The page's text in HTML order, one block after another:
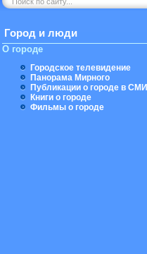
Город и люди
О городе
Городское телевидение
Панорама Мирного
Публикации о городе в СМИ
Книги о городе
Фильмы о городе